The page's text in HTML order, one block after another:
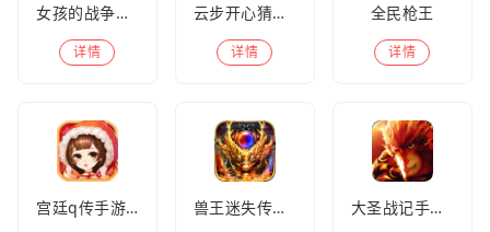
女孩的战争手机版(暂未上线)
详情
云步开心猜歌名
详情
全民枪王
详情
宫廷q传手游百度版 兽王迷失传奇高爆版 大圣战记手游官方版